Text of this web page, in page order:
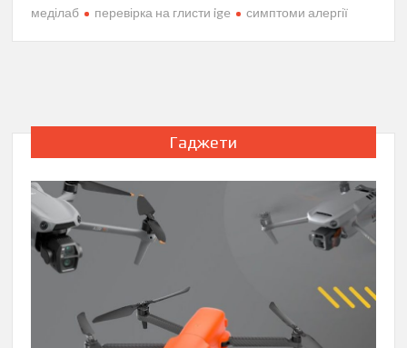
меділаб
перевірка на глисти ige симптоми алергії
Гаджети